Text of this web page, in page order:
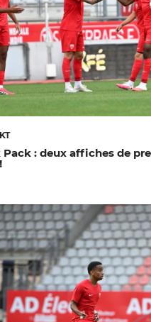
Pack : deux affiches de